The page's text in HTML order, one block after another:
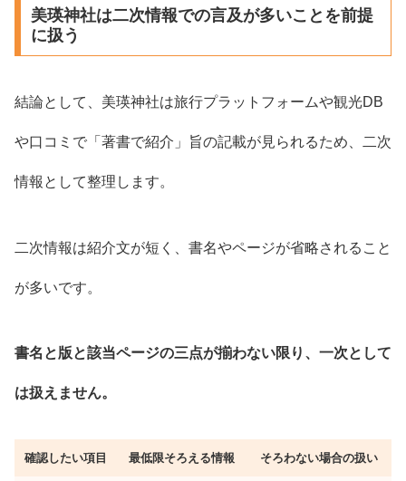
美瑛神社は二次情報での言及が多いことを前提
に扱う
結論として、美瑛神社は旅行プラットフォームや観光DB
や口コミで「著書で紹介」旨の記載が見られるため、二次
情報として整理します。
二次情報は紹介文が短く、書名やページが省略されること
が多いです。
書名と版と該当ページの三点が揃わない限り、一次として
は扱えません。
確認したい項目 最低限そろえる情報 そろわない場合の扱い